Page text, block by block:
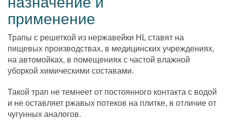
применение
Трапы с решеткой из нержавейки HL ставят на
пищевых производствах, в медицинских учреждениях,
на автомойках, в помещениях с частой влажной
уборкой химическими составами.
Такой трап не темнеет от постоянного контакта с водой
и не оставляет ржавых потеков на плитке, в отличие от
чугунных аналогов.